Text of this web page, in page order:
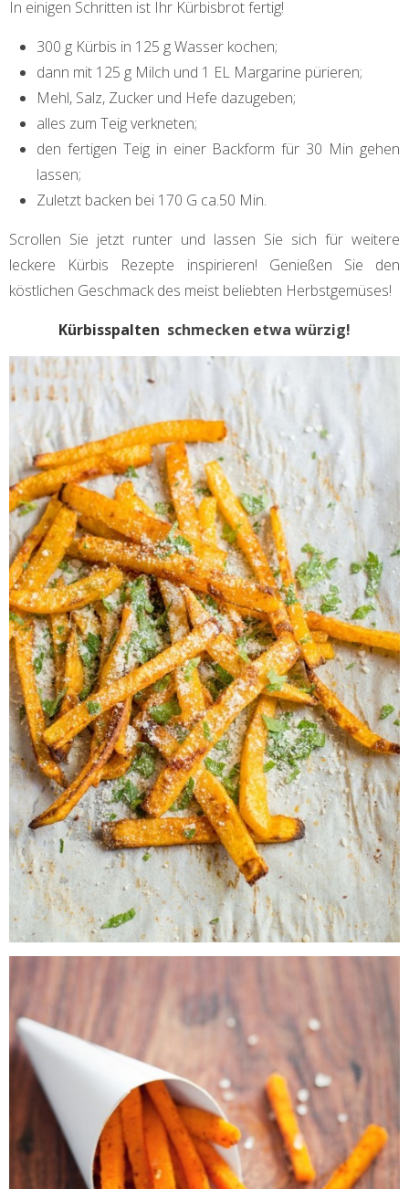
In einigen Schritten ist Ihr Kürbisbrot fertig!
300 g Kürbis in 125 g Wasser kochen;
dann mit 125 g Milch und 1 EL Margarine pürieren;
Mehl, Salz, Zucker und Hefe dazugeben;
alles zum Teig verkneten;
den fertigen Teig in einer Backform für 30 Min gehen
lassen;
Zuletzt backen bei 170 G ca.50 Min.
Scrollen Sie jetzt runter und lassen Sie sich für weitere
leckere Kürbis Rezepte inspirieren! Genießen Sie den
köstlichen Geschmack des meist beliebten Herbstgemüses!
Kürbisspalten schmecken etwa würzig!